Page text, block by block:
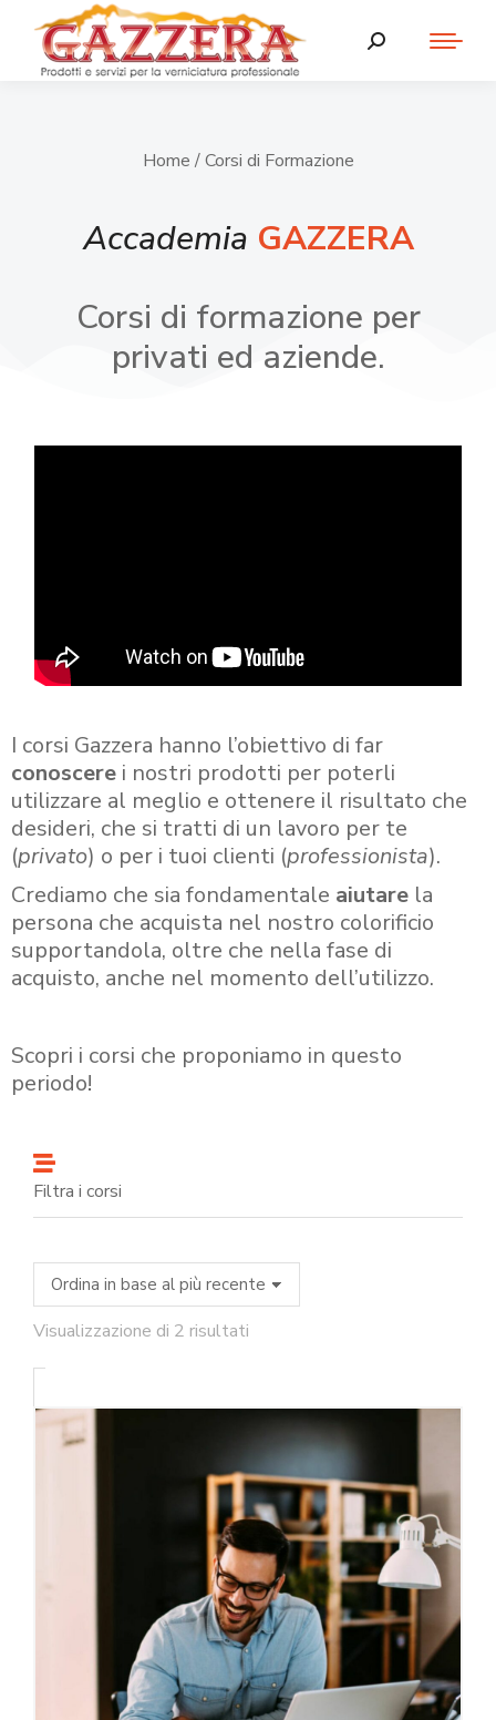
Home / Corsi di Formazione
Accademia GAZZERA
Corsi di formazione per
privati ed aziende.
I corsi Gazzera hanno l’obiettivo di far
conoscere i nostri prodotti per poterli
utilizzare al meglio e ottenere il risultato che
desideri, che si tratti di un lavoro per te
(privato) o per i tuoi clienti (professionista).
Crediamo che sia fondamentale aiutare la
persona che acquista nel nostro colorificio
supportandola, oltre che nella fase di
acquisto, anche nel momento dell’utilizzo.
Scopri i corsi che proponiamo in questo
periodo!
Filtra i corsi
Visualizzazione di 2 risultati